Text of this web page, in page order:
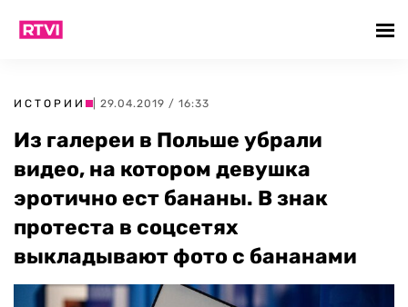
ИСТОРИИ | 29.04.2019 / 16:33
Из галереи в Польше убрали
видео, на котором девушка
эротично ест бананы. В знак
протеста в соцсетях
выкладывают фото с бананами